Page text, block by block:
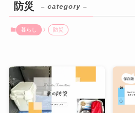
防災 – category –
暮らし 防災